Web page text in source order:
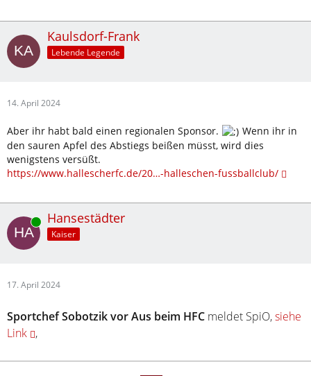
Kaulsdorf-Frank
Lebende Legende
14. April 2024
Aber ihr habt bald einen regionalen Sponsor.
Wenn ihr in
den sauren Apfel des Abstiegs beißen müsst, wird dies
wenigstens versüßt.
https://www.hallescherfc.de/20…-halleschen-fussballclub/
Online Hansestädter
Kaiser
17. April 2024
Sportchef Sobotzik vor Aus beim HFC meldet SpiO,siehe
Link ,